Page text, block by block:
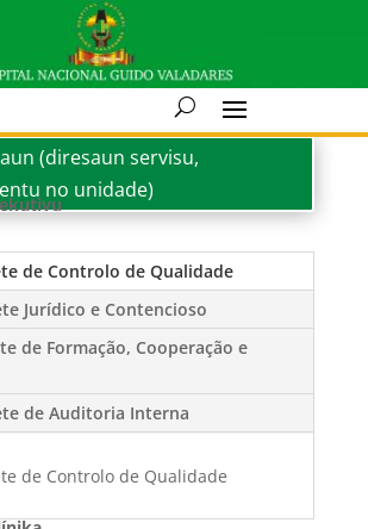
(diresaun servisu,
no unidade)
de Controlo de Qualidade
Jurídico e Contencioso
de Formação, Cooperação e
de Auditoria Interna
de Controlo de Qualidade